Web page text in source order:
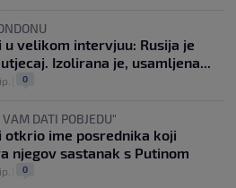
u velikom intervjuu: Rusija je
Izolirana je, usamljena...
0
DATI POBJEDU"
otkrio ime posrednika koji
njegov sastanak s Putinom
0